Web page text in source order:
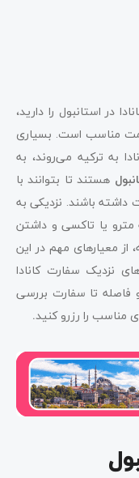
در استانبول را دارید،
مناسب است. بسیاری
به ترکیه می‌روند، به
هستند تا بتوانند با
داشته باشند. نزدیکی به
یا تاکسی و داشتن
از معیارهای مهم در این
نزدیک سفارت کانادا
فاصله تا سفارت بررسی
مناسب را رزرو کنید.